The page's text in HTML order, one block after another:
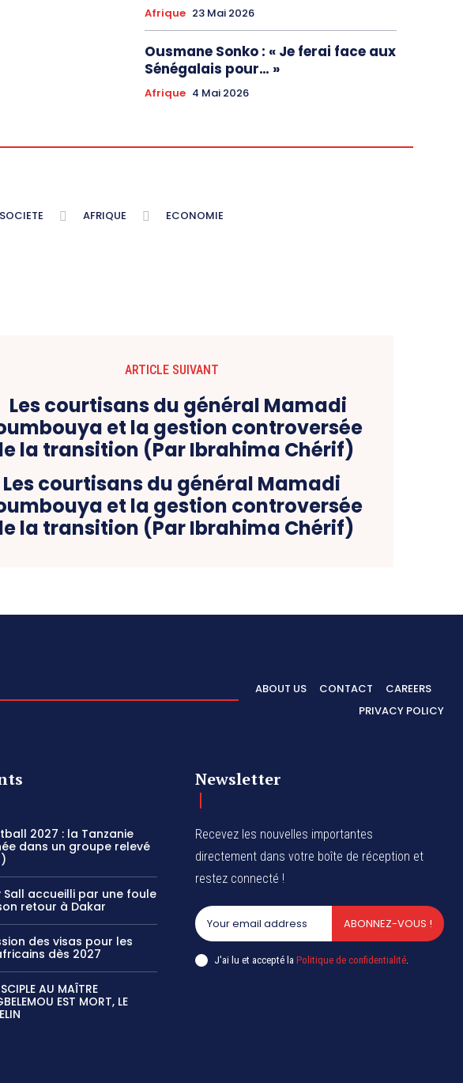
Afrique 23 Mai 2026
Ousmane Sonko : « Je ferai face aux
Sénégalais pour… »
Afrique 4 Mai 2026
SOCIETE AFRIQUE ECONOMIE
ARTICLE SUIVANT
Les courtisans du général Mamadi
et la gestion controversée
la transition (Par Ibrahima Chérif)
ABOUT US CONTACT
CAREERS
PRIVACY POLICY
2027 : la Tanzanie
dans un groupe relevé
Sall accueilli par une foule
retour à Dakar
des visas pour les
dès 2027
AU MAÎTRE
EST MORT, LE
Newsletter
Recevez les nouvelles importantes
directement dans votre boîte de réception et
restez connecté !
ABONNEZ-VOUS !
J'ai lu et accepté laPolitique de confidentialité